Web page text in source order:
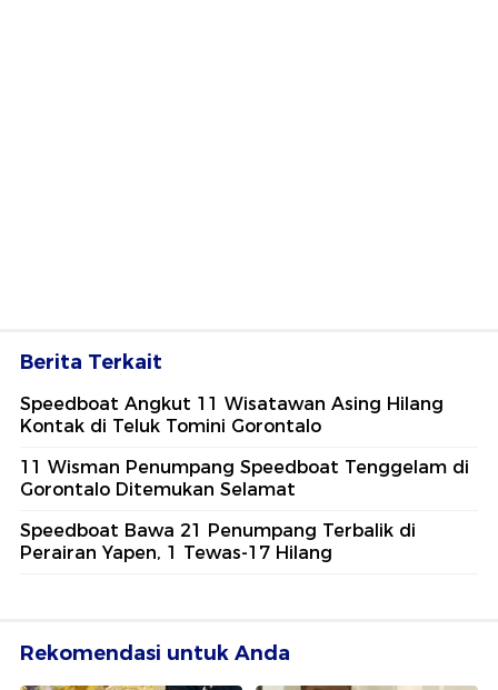
Berita Terkait
Speedboat Angkut 11 Wisatawan Asing Hilang
Kontak di Teluk Tomini Gorontalo
11 Wisman Penumpang Speedboat Tenggelam di
Gorontalo Ditemukan Selamat
Speedboat Bawa 21 Penumpang Terbalik di
Perairan Yapen, 1 Tewas-17 Hilang
Rekomendasi untuk Anda